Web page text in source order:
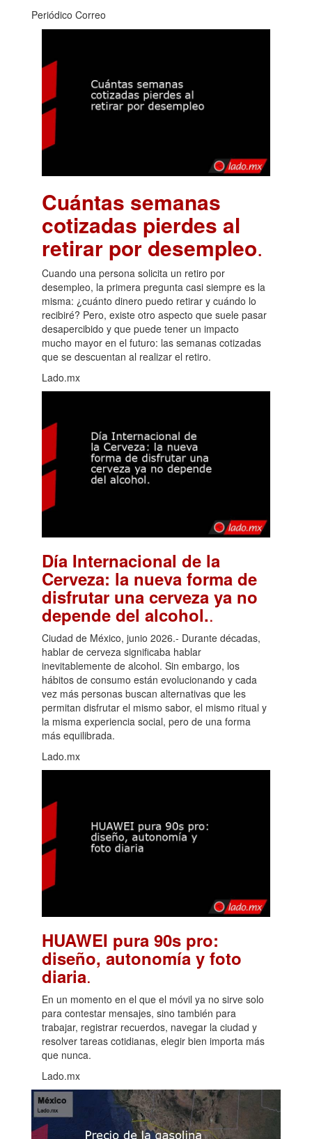
Periódico Correo
Cuántas semanas
cotizadas pierdes al
retirar por desempleo.
Cuando una persona solicita un retiro por
desempleo, la primera pregunta casi siempre es la
misma: ¿cuánto dinero puedo retirar y cuándo lo
recibiré? Pero, existe otro aspecto que suele pasar
desapercibido y que puede tener un impacto
mucho mayor en el futuro: las semanas cotizadas
que se descuentan al realizar el retiro.
Lado.mx
Día Internacional de la
Cerveza: la nueva forma de
disfrutar una cerveza ya no
depende del alcohol..
Ciudad de México, junio 2026.- Durante décadas,
hablar de cerveza significaba hablar
inevitablemente de alcohol. Sin embargo, los
hábitos de consumo están evolucionando y cada
vez más personas buscan alternativas que les
permitan disfrutar el mismo sabor, el mismo ritual y
la misma experiencia social, pero de una forma
más equilibrada.
Lado.mx
HUAWEI pura 90s pro:
diseño, autonomía y foto
diaria.
En un momento en el que el móvil ya no sirve solo
para contestar mensajes, sino también para
trabajar, registrar recuerdos, navegar la ciudad y
resolver tareas cotidianas, elegir bien importa más
que nunca.
Lado.mx